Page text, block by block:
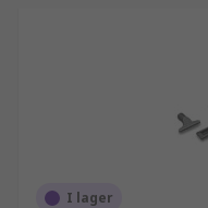
I lager